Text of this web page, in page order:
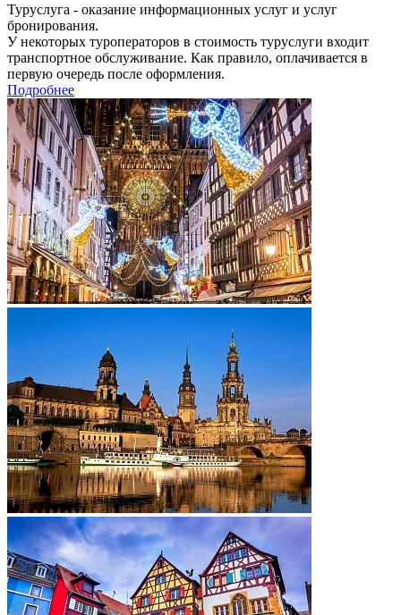
Туруслуга - оказание информационных услуг и услуг
бронирования.
У некоторых туроператоров в стоимость туруслуги входит
транспортное обслуживание. Как правило, оплачивается в
первую очередь после оформления.
Подробнее